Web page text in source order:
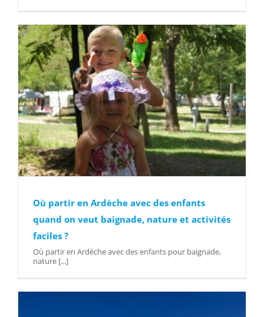
Où partir en Ardèche avec des enfants
quand on veut baignade, nature et activités
faciles ?
Où partir en Ardèche avec des enfants pour baignade,
nature [...]